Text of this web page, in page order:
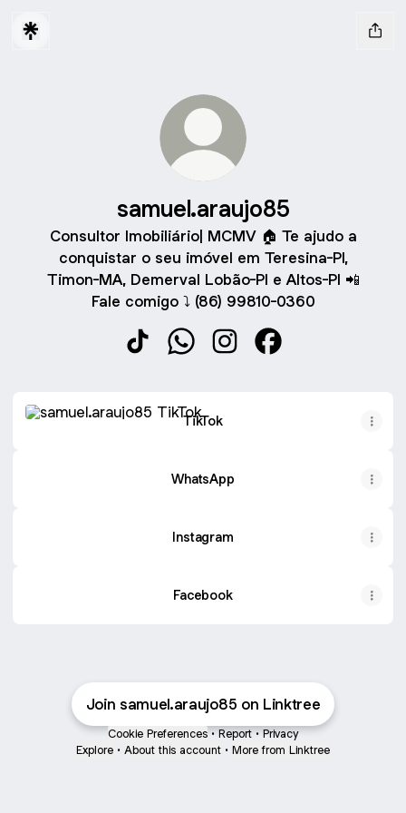
samuel.araujo85
Consultor Imobiliário| MCMV 🏠 Te ajudo a
conquistar o seu imóvel em Teresina-PI,
Timon-MA, Demerval Lobão-PI e Altos-PI 📲
Fale comigo ⤵️ (86) 99810-0360
TikTok
WhatsApp
Instagram
Facebook
Join samuel.araujo85 on Linktree
Cookie Preferences • Report • Privacy
Explore • About this account • More from Linktree